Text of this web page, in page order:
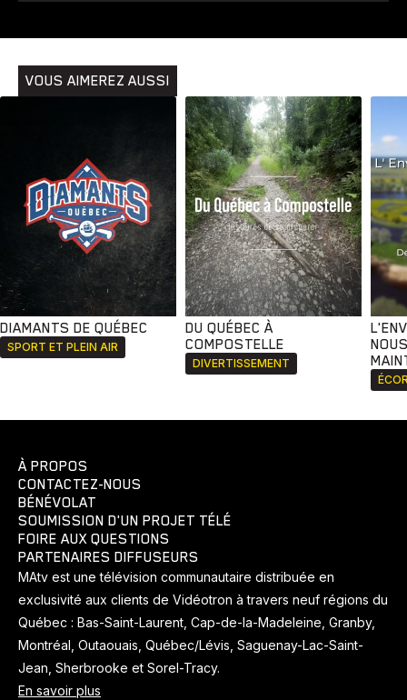
VOUS AIMEREZ AUSSI
DIAMANTS DE QUÉBEC
SPORT ET PLEIN AIR
DU QUÉBEC À
COMPOSTELLE
DIVERTISSEMENT
À PROPOS
CONTACTEZ-NOUS
BÉNÉVOLAT
SOUMISSION D'UN PROJET TÉLÉ
FOIRE AUX QUESTIONS
PARTENAIRES DIFFUSEURS
MAtv est une télévision communautaire distribuée en
exclusivité aux clients de Vidéotron à travers neuf régions du
Québec : Bas-Saint-Laurent, Cap-de-la-Madeleine, Granby,
Montréal, Outaouais, Québec/Lévis, Saguenay-Lac-Saint-
Jean, Sherbrooke et Sorel-Tracy.
En savoir plus